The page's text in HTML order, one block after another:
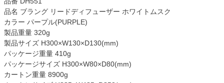
品名 ブラング リードディフューザー ホワイトムスク
カラー パープル(PURPLE)
製品重量 320g
製品サイズ H300×W130×D130(mm)
パッケージ重量 410g
パッケージサイズ H300×W80×D80(mm)
カートン重量 8900g